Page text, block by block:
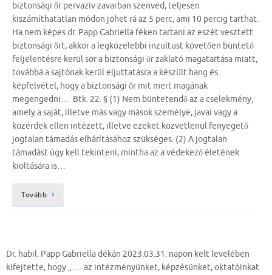
biztonsági őr pervazív zavarban szenved, teljesen
kiszámíthatatlan módon jöhet rá az 5 perc, ami 10 percig tarthat.
Ha nem képes dr. Papp Gabriella féken tartani az eszét vesztett
biztonsági őrt, akkor a legközelebbi inzultust követően büntető
feljelentésre kerül sor a biztonsági őr zaklató magatartása miatt,
továbbá a sajtónak kerül eljuttatásra a készült hang és
képfelvétel, hogy a biztonsági őr mit mert magának
megengedni… Btk. 22. § (1) Nem büntetendő az a cselekmény,
amely a saját, illetve más vagy mások személye, javai vagy a
közérdek ellen intézett, illetve ezeket közvetlenül fenyegető
jogtalan támadás elhárításához szükséges. (2) A jogtalan
támadást úgy kell tekinteni, mintha az a védekező életének
kioltására is…
Tovább
Dr. habil. Papp Gabriella dékán 2023.03.31. napon kelt levelében
kifejtette, hogy „…. az intézményünket, képzésünket, oktatóinkat